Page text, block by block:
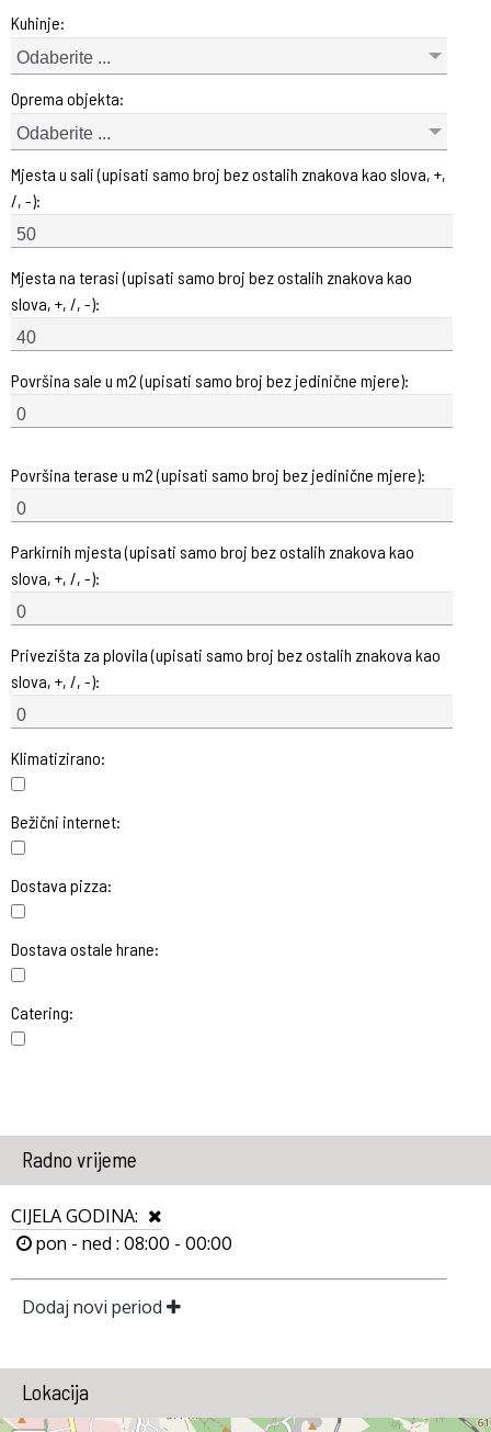
Kuhinje:
Odaberite ...
Oprema objekta:
Odaberite ...
Mjesta u sali (upisati samo broj bez ostalih znakova kao slova, +,
/, -):
Mjesta na terasi (upisati samo broj bez ostalih znakova kao
slova, +, /, -):
Površina sale u m2 (upisati samo broj bez jedinične mjere):
Površina terase u m2 (upisati samo broj bez jedinične mjere):
Parkirnih mjesta (upisati samo broj bez ostalih znakova kao
slova, +, /, -):
Privezišta za plovila (upisati samo broj bez ostalih znakova kao
slova, +, /, -):
Klimatizirano:
Bežični internet:
Dostava pizza:
Dostava ostale hrane:
Catering:
Radno vrijeme
CIJELA GODINA:
pon - ned : 08:00 - 00:00
Dodaj novi period
Lokacija